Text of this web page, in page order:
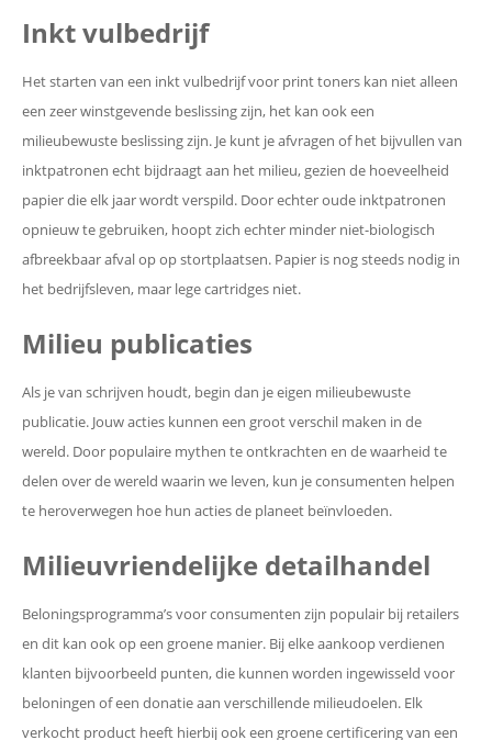
Inkt vulbedrijf
Het starten van een inkt vulbedrijf voor print toners kan niet alleen
een zeer winstgevende beslissing zijn, het kan ook een
milieubewuste beslissing zijn. Je kunt je afvragen of het bijvullen van
inktpatronen echt bijdraagt ​​aan het milieu, gezien de hoeveelheid
papier die elk jaar wordt verspild. Door echter oude inktpatronen
opnieuw te gebruiken, hoopt zich echter minder niet-biologisch
afbreekbaar afval op op stortplaatsen. Papier is nog steeds nodig in
het bedrijfsleven, maar lege cartridges niet.
Milieu publicaties
Als je van schrijven houdt, begin dan je eigen milieubewuste
publicatie. Jouw acties kunnen een groot verschil maken in de
wereld. Door populaire mythen te ontkrachten en de waarheid te
delen over de wereld waarin we leven, kun je consumenten helpen
te heroverwegen hoe hun acties de planeet beïnvloeden.
Milieuvriendelijke detailhandel
Beloningsprogramma’s voor consumenten zijn populair bij retailers
en dit kan ook op een groene manier. Bij elke aankoop verdienen
klanten bijvoorbeeld punten, die kunnen worden ingewisseld voor
beloningen of een donatie aan verschillende milieudoelen. Elk
verkocht product heeft hierbij ook een groene certificering van een